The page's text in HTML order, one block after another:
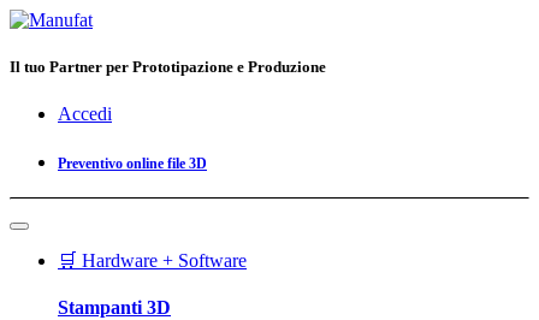
Il tuo Partner per Prototipazione e Produzione
Accedi
Preventivo online file 3D
🛒 Hardware + Software
Stampanti 3D